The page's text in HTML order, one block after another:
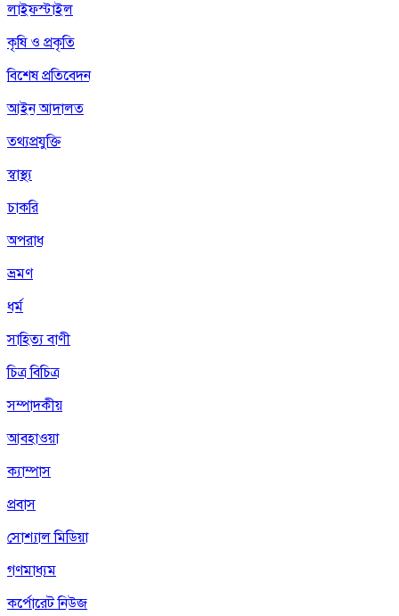
লাইফস্টাইল
কৃষি ও প্রকৃতি
বিশেষ প্রতিবেদন
আইন আদালত
তথ্যপ্রযুক্তি
স্বাস্থ্য
চাকরি
অপরাধ
ভ্রমণ
ধর্ম
সাহিত্য বাণী
চিত্র বিচিত্র
সম্পাদকীয়
আবহাওয়া
ক্যাম্পাস
প্রবাস
সোশ্যাল মিডিয়া
গণমাধ্যম
কর্পোরেট নিউজ